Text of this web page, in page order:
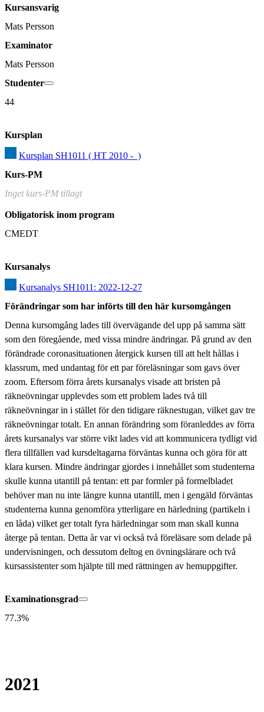
Kursansvarig
Mats Persson
Examinator
Mats Persson
Studenter
44
Kursplan
Kursplan SH1011 ( HT 2010 -  )
Kurs-PM
Inget kurs-PM tillagt
Obligatorisk inom program
CMEDT
Kursanalys
Kursanalys SH1011: 2022-12-27
Förändringar som har införts till den här kursomgången
Denna kursomgång lades till övervägande del upp på samma sätt
som den föregående, med vissa mindre ändringar. På grund av den
förändrade coronasituationen återgick kursen till att helt hållas i
klassrum, med undantag för ett par föreläsningar som gavs över
zoom. Eftersom förra årets kursanalys visade att bristen på
räkneövningar upplevdes som ett problem lades två till
räkneövningar in i stället för den tidigare räknestugan, vilket gav tre
räkneövningar totalt. En annan förändring som föranleddes av förra
årets kursanalys var större vikt lades vid att kommunicera tydligt vid
flera tillfällen vad kursdeltagarna förväntas kunna och göra för att
klara kursen. Mindre ändringar gjordes i innehållet som studenterna
skulle kunna utantill på tentan: ett par formler på formelbladet
behöver man nu inte längre kunna utantill, men i gengäld förväntas
studenterna kunna genomföra ytterligare en härledning (partikeln i
en låda) vilket ger totalt fyra härledningar som man skall kunna
återge på tentan. Detta år var vi också två föreläsare som delade på
undervisningen, och dessutom deltog en övningslärare och två
kursassistenter som hjälpte till med rättningen av hemuppgifter.
Examinationsgrad
77.3%
2021